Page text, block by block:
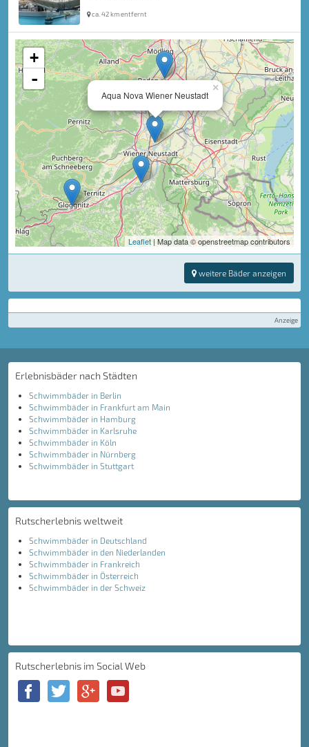
ca. 42 km entfernt
×
Aqua Nova Wiener Neustadt
+
-
Leaflet | Map data © openstreetmap contributors
weitere Bäder anzeigen
Anzeige
Erlebnisbäder nach Städten
Schwimmbäder in Berlin
Schwimmbäder in Frankfurt am Main
Schwimmbäder in Hamburg
Schwimmbäder in Karlsruhe
Schwimmbäder in Köln
Schwimmbäder in Nürnberg
Schwimmbäder in Stuttgart
Rutscherlebnis weltweit
Schwimmbäder in Deutschland
Schwimmbäder in den Niederlanden
Schwimmbäder in Frankreich
Schwimmbäder in Österreich
Schwimmbäder in der Schweiz
Rutscherlebnis im Social Web